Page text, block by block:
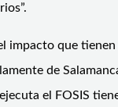
impacto que
de
el FOSIS